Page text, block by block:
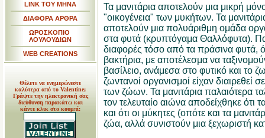
LINK TOY MHNA
ΔΙΑΦΟΡΑ ΑΡΘΡΑ
ΩΡΟΣΚΟΠΙΟ
ΛΟΥΛΟΥΔΙΩΝ
WEB CREATIONS
Θέλετε να ενημερώνεστε
καλύτερα από το Valentine;
Γράψτε την ηλεκτρονική σας
διεύθυνση παρακάτω και
κάντε κλικ στο κουμπί:
Τα μανιτάρια αποτελούν μια μικρή
"οικογένεια" των μυκήτων. Τα
αποτελούν μια πολυάριθμη ομάδα
στα φυτά (κρυπτόγαμα Θαλλόφυτα).
διαφορές τόσο από τα πράσινα φυτά,
βακτήρια, με αποτέλεσμα να
βασίλειο, ανάμεσα στο φυτικό και το
ζωντανοί οργανισμοί είχαν διαιρεθεί
των ζώων. Τα μανιτάρια παλαιότερα
τον τελευταίο αιώνα αποδείχθηκε ότι
και ότι οι μύκητες (οπότε και τα
ζώα, αλλά συνιστούν μια ξεχωριστή